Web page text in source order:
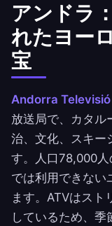
アンドラ
れたヨー
宝
Andorra Televisió
放送局で、カタル
治、文化、スキー
す。人口78,000
では利用できない
ます。ATVはスト
しているため、季